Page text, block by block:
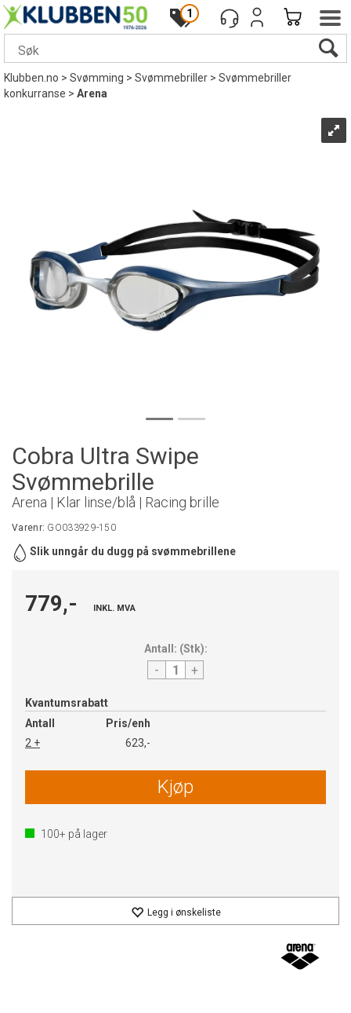
1
Klubben.no>Svømming>Svømmebriller>Svømmebriller
konkurranse>Arena
Cobra Ultra Swipe
Svømmebrille
Arena | Klar linse/blå | Racing brille
Varenr: GO033929-150
Slik unngår du dugg på svømmebrillene
779,- INKL. MVA
Antall: (Stk):
- +
Kvantumsrabatt
Antall
Pris/enh
2 +
623,-
Kjøp
100+ på lager
Legg i ønskeliste